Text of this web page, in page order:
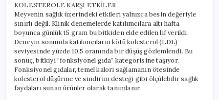
KOLESTEROLE KARŞI ETKİLER
Meyvenin sağlık üzerindeki etkileri yalnızca besin değeriyle
sınırlı değil. Klinik denemelerde katılımcılara altı hafta
boyunca günlük 15 gram bu bitkiden elde edilen lif verildi.
Deneyin sonunda katılımcıların kötü kolesterol (LDL)
seviyesinde yüzde 10,5 oranında bir düşüş gözlemlendi. Bu
sonuç, bitkiyi “fonksiyonel gıda” kategorisine taşıyor.
Fonksiyonel gıdalar, temel kalori sağlamanın ötesinde
kolesterol düşürme ve sindirim desteği gibi ölçülebilir sağlık
faydaları sunan ürünler olarak tanımlanır.